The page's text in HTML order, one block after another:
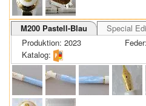
M200 Pastell-Blau Special
Produktion: 2023
Katalog: